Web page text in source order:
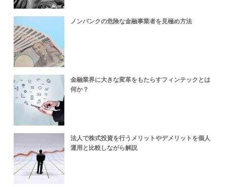
ノンバンクの危険な金融事業者を見極め方法
金融業界に大きな変革をもたらすフィンテックとは
何か？
法人で株式投資を行うメリットやデメリットを個人
運用と比較しながら解説